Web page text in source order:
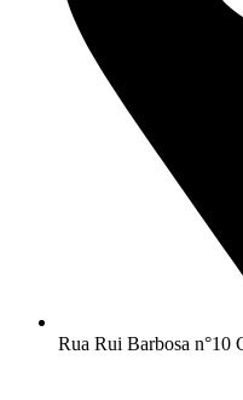
Rua Rui Barbosa n°10